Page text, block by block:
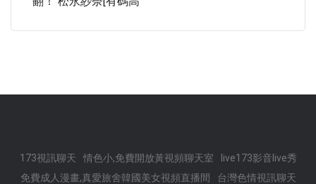
173視訊聊天 情色小,免費開放黃視頻聊天室
live173影音live秀
免費成人漫畫,真愛旅舍韓國美女視頻直播間
台灣色情視訊聊天